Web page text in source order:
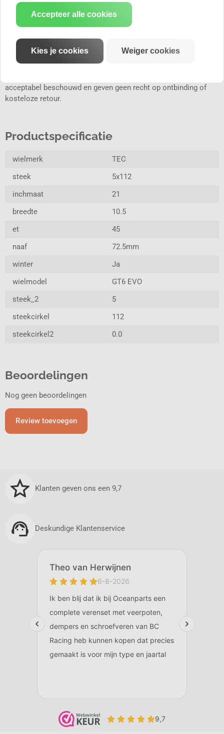
contact op, wij helpen je graag bij het kiezen van de perfecte
TEC velgenset voor jouw voertuig.
LET OP:
Productafbeeldingen dienen ter illustratie.
Kleurweergave kan variëren door lichtinval, gebruikte fotografie
en beeldscherminstellingen. Lichte afwijkingen tussen de
acceptabel beschouwd en geven geen recht op ontbinding of
kosteloze retour.
Productspecificatie
wielmerk
TEC
steek
5x112
inchmaat
21
breedte
10.5
et
45
naaf
72.5mm
winter
Ja
wielmodel
GT6 EVO
steek_2
5
steekcirkel
112
steekcirkel2
0.0
Beoordelingen
Nog geen beoordelingen
Review toevoegen
Klanten geven ons een 9,7
Deskundige Klantenservice
Accepteer alle cookies
Kies je cookies Weiger cookies